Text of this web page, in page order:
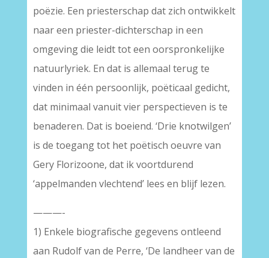
poëzie. Een priesterschap dat zich ontwikkelt
naar een priester-dichterschap in een
omgeving die leidt tot een oorspronkelijke
natuurlyriek. En dat is allemaal terug te
vinden in één persoonlijk, poëticaal gedicht,
dat minimaal vanuit vier perspectieven is te
benaderen. Dat is boeiend. ‘Drie knotwilgen’
is de toegang tot het poëtisch oeuvre van
Gery Florizoone, dat ik voortdurend
‘appelmanden vlechtend’ lees en blijf lezen.
———-
1) Enkele biografische gegevens ontleend
aan Rudolf van de Perre, ‘De landheer van de